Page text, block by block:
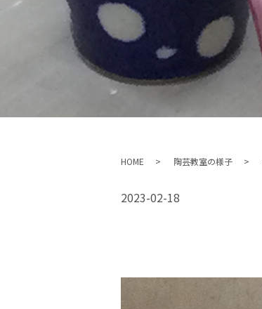
HOME 陶芸教室の様子
2023-02-18